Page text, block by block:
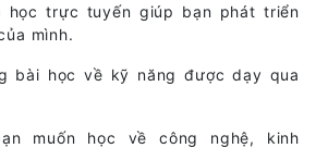
học trực tuyến giúp bạn phát triển
mình.
bài học về kỹ năng được dạy qua
muốn học về công nghệ, kinh